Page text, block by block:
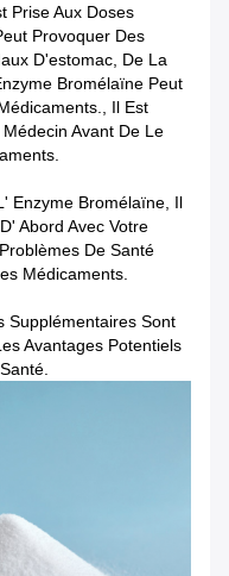
Prise Aux Doses
Provoquer Des
D'estomac, De La
Bromélaïne Peut
Il Est
Avant De Le
Enzyme Bromélaïne, Il
Abord Avec Votre
De Santé
Médicaments.
Supplémentaires Sont
Avantages Potentiels